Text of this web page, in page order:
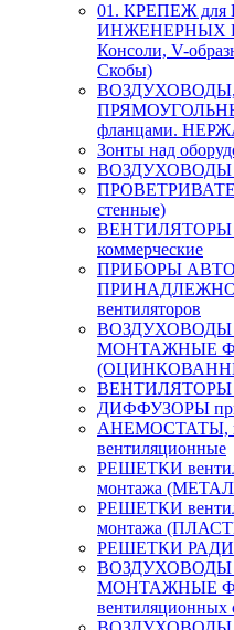
01. КРЕПЕЖ
ИНЖЕНЕРНЫХ
Консоли, V-
Скобы)
фланцами.
Зонты над
ВОЗДУХОВОДЫ
стенные)
коммерческие
ПРИБОРЫ
вентиляторов
ВОЗДУХОВОДЫ
МОНТАЖНЫЕ
ДИФФУЗОРЫ
АНЕМОСТАТЫ,
вентиляционные
РЕШЕТКИ
монтажа
РЕШЕТКИ
монтажа
РЕШЕТКИ
ВОЗДУХОВОДЫ
МОНТАЖНЫЕ
вентиляционных